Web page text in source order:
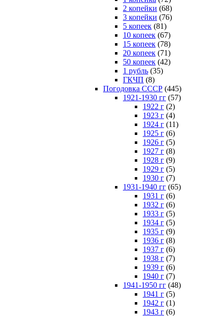
2 копейки (68)
3 копейки (76)
5 копеек (81)
10 копеек (67)
15 копеек (78)
20 копеек (71)
50 копеек (42)
1 рубль (35)
ГКЧП (8)
Погодовка СССР (445)
1921-1930 гг (57)
1922 г (2)
1923 г (4)
1924 г (11)
1925 г (6)
1926 г (5)
1927 г (8)
1928 г (9)
1929 г (5)
1930 г (7)
1931-1940 гг (65)
1931 г (6)
1932 г (6)
1933 г (5)
1934 г (5)
1935 г (9)
1936 г (8)
1937 г (6)
1938 г (7)
1939 г (6)
1940 г (7)
1941-1950 гг (48)
1941 г (5)
1942 г (1)
1943 г (6)